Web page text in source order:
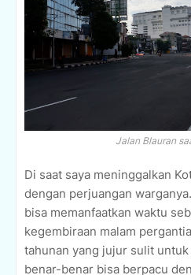
Jalan Blauran
Di saat saya meninggalkan
dengan perjuangan
bisa memanfaatkan waktu
kegembiraan malam
tahunan yang jujur sulit
benar-benar bisa berpacu